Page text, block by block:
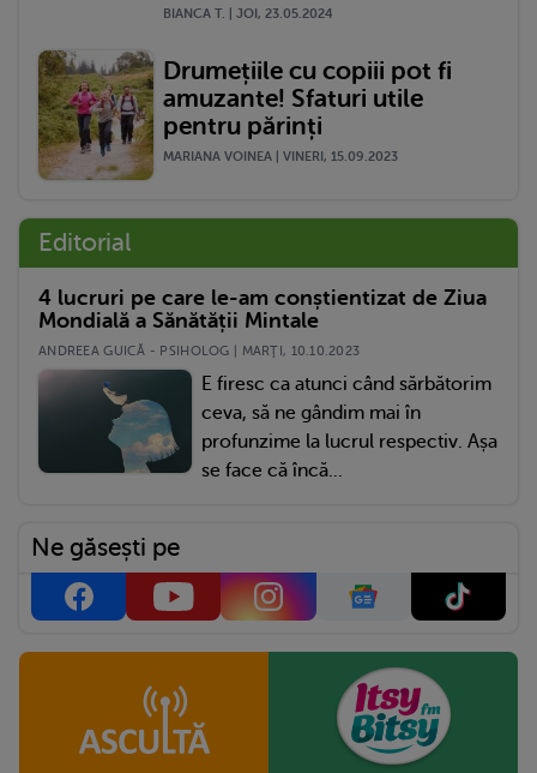
BIANCA T. | JOI, 23.05.2024
Drumețiile cu copiii pot fi
amuzante! Sfaturi utile
pentru părinți
MARIANA VOINEA | VINERI, 15.09.2023
Editorial
4 lucruri pe care le-am conștientizat de Ziua
Mondială a Sănătății Mintale
ANDREEA GUICĂ - PSIHOLOG | MARŢI, 10.10.2023
E firesc ca atunci când sărbătorim
ceva, să ne gândim mai în
profunzime la lucrul respectiv. Așa
se face că încă...
Ne găsești pe